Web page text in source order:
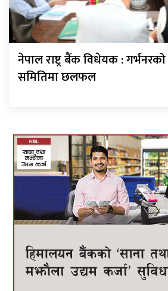
नेपाल राष्ट्र बैंक विधेयक :
समितिमा छलफल